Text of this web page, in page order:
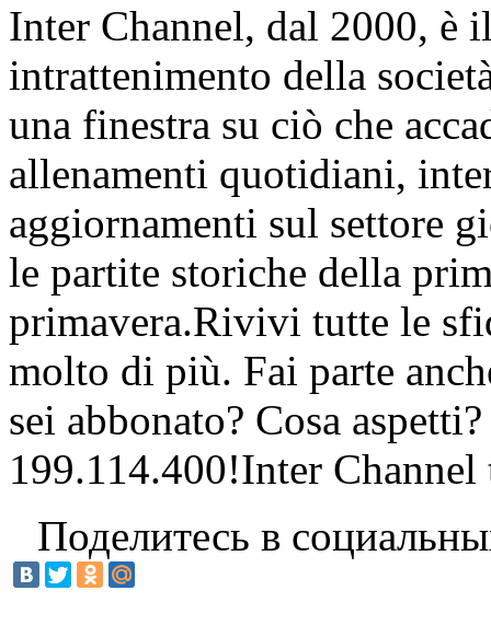
Inter Channel, dal 2000, è
intrattenimento della
una finestra su ciò che
allenamenti quotidiani,
aggiornamenti sul settore
le partite storiche della
primavera.Rivivi tutte le
molto di più. Fai parte
sei abbonato? Cosa
199.114.400!Inter Channel
Поделитесь в